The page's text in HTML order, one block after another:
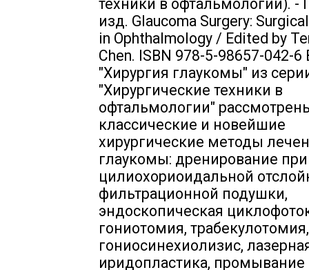
техники в офтальмологии). -
изд. Glaucoma Surgery:
in Ophthalmology / Edited by
Chen. ISBN 978-5-98657-042-6
"Хирургия глаукомы" из
"Хирургические техники в
офтальмологии"
классические и новейшие
хирургические методы
глаукомы: дренирование при
цилиохориоидальной
фильтрационной подушки,
эндоскопическая
гониотомия, трабекулотомия,
гониосинехиолизис,
иридопластика,